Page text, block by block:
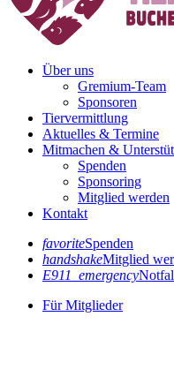
Über uns
Gremium-Team
Sponsoren
Tiervermittlung
Aktuelles & Termine
Mitmachen &
Spenden
Sponsoring
Mitglied werden
Kontakt
favoriteSpenden
handshakeMitglied
E911_emergency
Für Mitglieder